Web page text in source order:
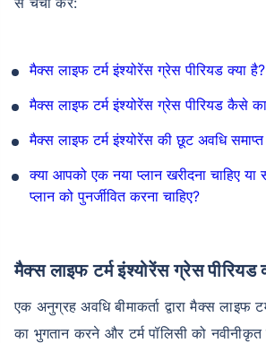
मैक्स लाइफ टर्म इंश्योरेंस ग्रेस पीरियड क्या है?
मैक्स लाइफ टर्म इंश्योरेंस ग्रेस पीरियड कैसे
मैक्स लाइफ टर्म इंश्योरेंस की छूट अवधि समाप्त
क्या आपको एक नया प्लान खरीदना चाहिए या
प्लान को पुनर्जीवित करना चाहिए?
मैक्स लाइफ टर्म इंश्योरेंस ग्रेस पीरियड
एक अनुग्रह अवधि बीमाकर्ता द्वारा मैक्स लाइफ
का भुगतान करने और टर्म पॉलिसी को